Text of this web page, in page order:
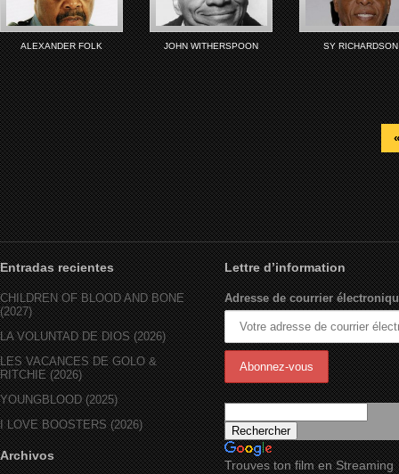
ALEXANDER FOLK JOHN WITHERSPOON SY RICHARDSON
Entradas recientes
CHILDREN OF BLOOD AND BONE
(2027)
LA VOLUNTAD DE DIOS (2026)
LES VACANCES DE GOLO &
RITCHIE (2026)
YOUNGBLOOD (2025)
I LOVE BOOSTERS (2026)
Archivos
Lettre d’information
Adresse de courrier
Trouves ton film en Streaming